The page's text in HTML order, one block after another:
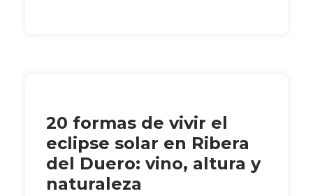
20 formas de vivir el
eclipse solar en Ribera
del Duero: vino, altura y
naturaleza